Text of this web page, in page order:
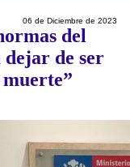
06 de Diciembre de 2023
del
de ser